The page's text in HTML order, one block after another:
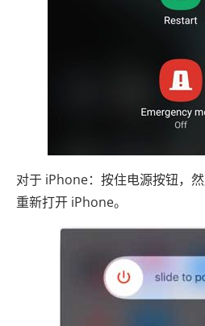
对于 iPhone：按住电源按钮，
重新打开 iPhone。